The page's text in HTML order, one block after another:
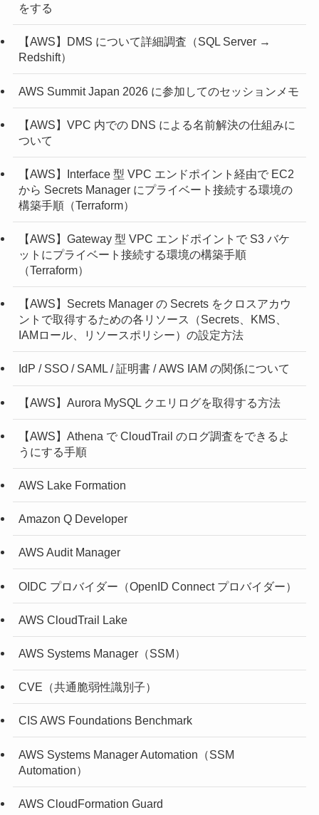
をする
【AWS】DMS について詳細調査（SQL Server →
Redshift）
AWS Summit Japan 2026 に参加してのセッションメモ
【AWS】VPC 内での DNS による名前解決の仕組みに
ついて
【AWS】Interface 型 VPC エンドポイント経由で EC2
から Secrets Manager にプライベート接続する環境の
構築手順（Terraform）
【AWS】Gateway 型 VPC エンドポイントで S3 バケ
ットにプライベート接続する環境の構築手順
（Terraform）
【AWS】Secrets Manager の Secrets をクロスアカウ
ントで取得するための各リソース（Secrets、KMS、
IAMロール、リソースポリシー）の設定方法
IdP / SSO / SAML / 証明書 / AWS IAM の関係について
【AWS】Aurora MySQL クエリログを取得する方法
【AWS】Athena で CloudTrail のログ調査をできるよ
うにする手順
AWS Lake Formation
Amazon Q Developer
AWS Audit Manager
OIDC プロバイダー（OpenID Connect プロバイダー）
AWS CloudTrail Lake
AWS Systems Manager（SSM）
CVE（共通脆弱性識別子）
CIS AWS Foundations Benchmark
AWS Systems Manager Automation（SSM
Automation）
AWS CloudFormation Guard